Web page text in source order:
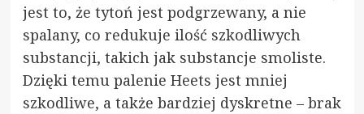
jest to, że tytoń jest podgrzewany, a nie
spalany, co redukuje ilość szkodliwych
substancji, takich jak substancje smoliste.
Dzięki temu palenie Heets jest mniej
szkodliwe, a także bardziej dyskretne – brak